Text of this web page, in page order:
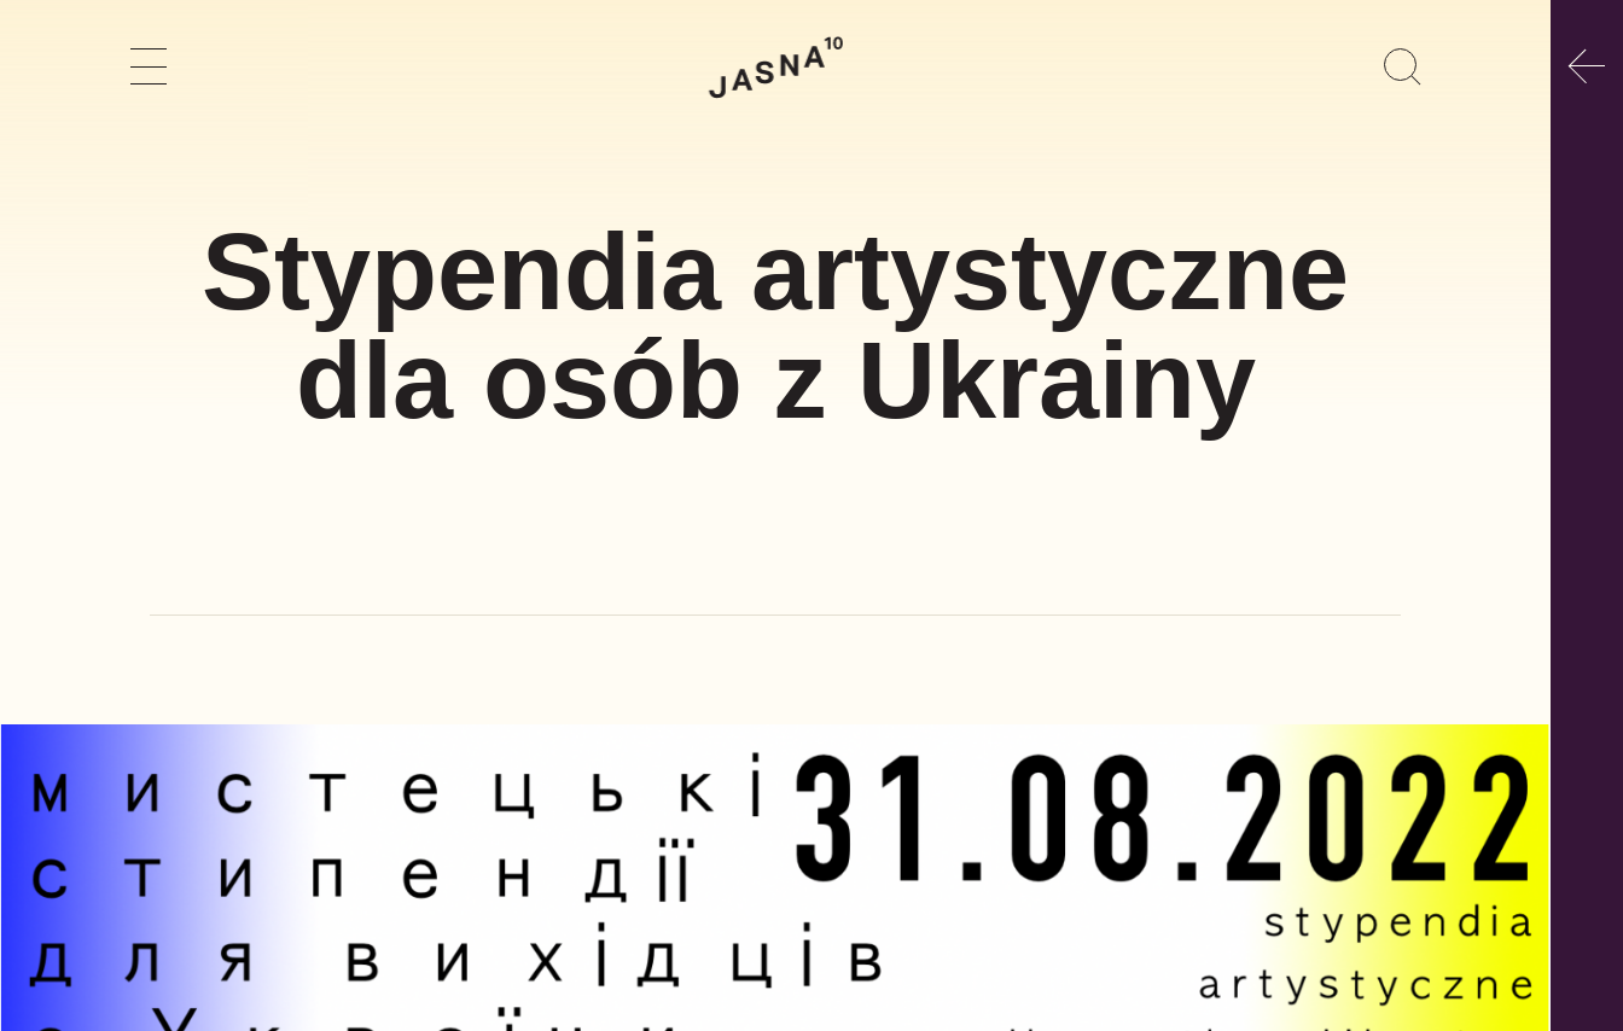
Szukaj
Stypendia artystyczne
dla osób z Ukrainy